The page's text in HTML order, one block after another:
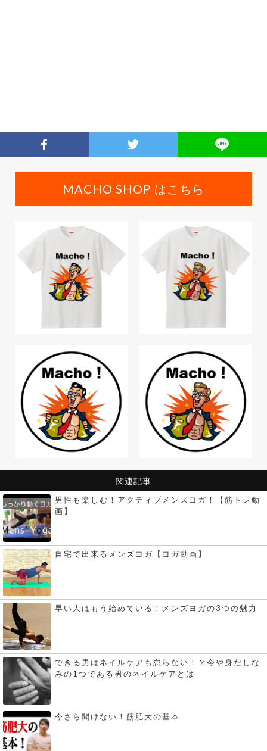
MACHO SHOP はこちら
関連記事
男性も楽しむ！アクティブメンズヨガ！【筋トレ動
画】
自宅で出来るメンズヨガ【ヨガ動画】
早い人はもう始めている！メンズヨガの3つの魅力
できる男はネイルケアも怠らない！？今や身だしな
みの1つである男のネイルケアとは
今さら聞けない！筋肥大の基本